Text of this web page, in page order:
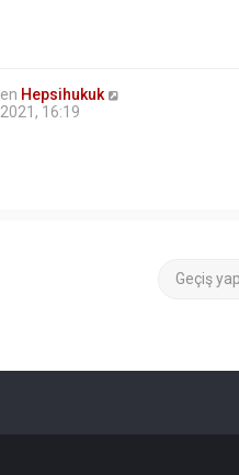
Hepsihukuk
16:19
Geçiş yap